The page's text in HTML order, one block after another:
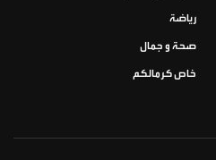
رياضة
صحة و جمال
خاص كرمالكم